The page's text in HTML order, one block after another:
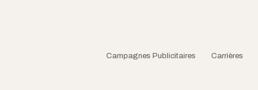
Campagnes Publicitaires Carrières